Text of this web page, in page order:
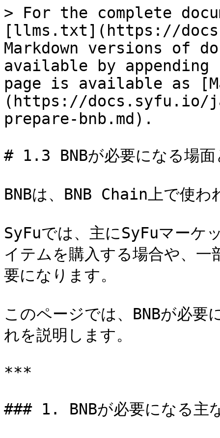
> For the complete
[llms.txt](https://
Markdown versions of
available by
page is available as
(https://docs.syfu.io/
prepare-bnb.md).
# 1.3 BNBが必要になる場面
BNBは、BNB Chain上で使わ
SyFuでは、主にSyFuマーケ
イテムを購入する場合や、一
要になります。
このページでは、BNBが必要
れを説明します。
***
### 1. BNBが必要になる主